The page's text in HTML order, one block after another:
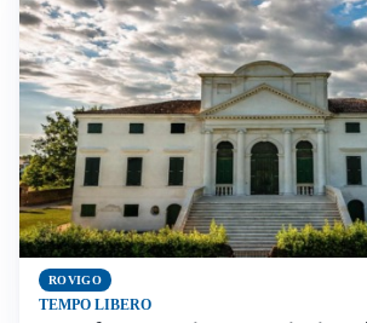
ROVIGO
TEMPO LIBERO